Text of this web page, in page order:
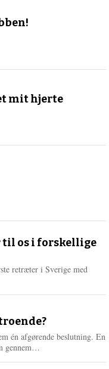
mit hjerte
til os i forskellige
retræter i Sverige med
én afgørende beslutning. En
gennem…